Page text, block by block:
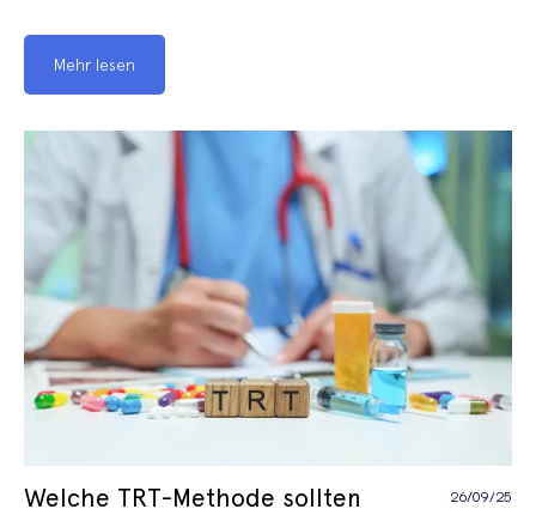
Mehr lesen
Welche TRT-Methode sollten
26/09/25